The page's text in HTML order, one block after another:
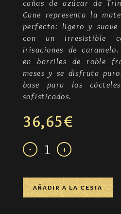
cañas de azúcar de
Cane representa la
perfecto: ligero y suave
con un irresistible
irisaciones de
en barriles de roble
meses y se disfruta
base para los
sofisticados.
36,65€
AÑADIR A LA CESTA